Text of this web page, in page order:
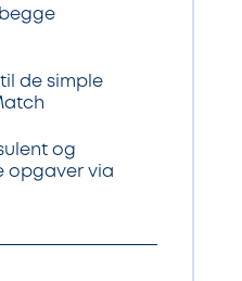
de simple
og
opgaver via